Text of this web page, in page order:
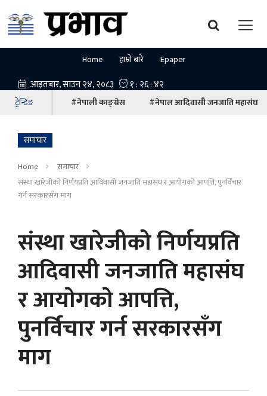
Home हाम्रो बारे Epaper
ट्रेन्डिङ #नेपाली काङ्ग्रेस #नेपाल आदिवासी जनजाति महासंघ
समाचार
Home
समाचार
संस्था खारेजीको निर्णयप्रति आदिवासी जनजाति महासंघ र आयाेगकाे आपत्ति, पुनर्विचार
गर्न सरकारसँग माग
संस्था खारेजीको निर्णयप्रति
आदिवासी जनजाति महासंघ
र आयाेगकाे आपत्ति,
पुनर्विचार गर्न सरकारसँग
माग